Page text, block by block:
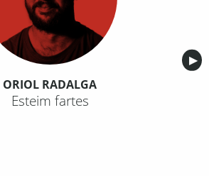
▶︎
ORIOL RADALGA
Esteim fartes